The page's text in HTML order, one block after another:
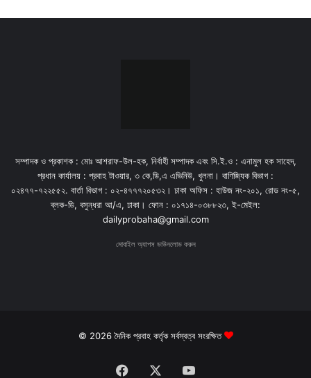
সম্পাদক ও প্রকাশক : মোঃ আশরাফ-উল-হক, নির্বাহী সম্পাদক এবং সি.ই.ও : এনামুল হক সাহেদ,
প্রধান কার্যালয় : প্রবাহ টাওয়ার, ৩ কে,ডি,এ এভিনিউ, খুলনা। বাণিজ্যিক বিভাগ :
০২৪৭৭-৭২২৫৫২. বার্তা বিভাগ : ০২-৪৭৭৭২০৫৩২। ঢাকা অফিস : হাউজ নং-২০১, রোড নং-৫,
ব্লক-ডি, বসুন্ধরা আ/এ, ঢাকা। ফোন : ০১৭১৪-০৩৮৮২৩, ই-মেইল:
dailyprobaha@gmail.com
মোবাইল অ্যাপস ডাউনলোড করুন
© 2026 দৈনিক প্রবাহ কর্তৃক সর্বস্বত্ব সংরক্ষিত
Facebook